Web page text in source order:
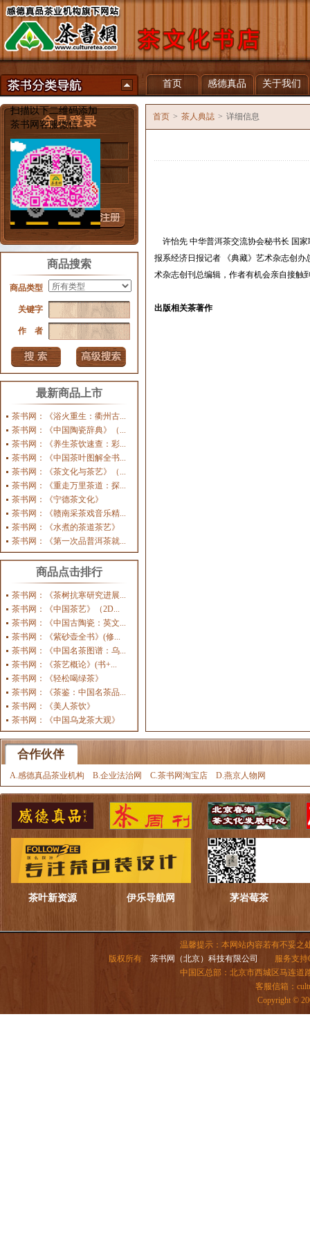
首页 感德真品 关于我们
用户名
密 码
忘记密码？
商品搜索
商品类型
关键字
作 者
最新商品上市
茶书网：《浴火重生：衢州古...
茶书网：《中国陶瓷辞典》（...
茶书网：《养生茶饮速查：彩...
茶书网：《中国茶叶图解全书...
茶书网：《茶文化与茶艺》（...
茶书网：《重走万里茶道：探...
茶书网：《宁德茶文化》
茶书网：《赣南采茶戏音乐精...
茶书网：《水煮的茶道茶艺》
茶书网：《第一次品普洱茶就...
商品点击排行
茶书网：《茶树抗寒研究进展...
茶书网：《中国茶艺》（2D...
茶书网：《中国古陶瓷：英文...
茶书网：《紫砂壶全书》(修...
茶书网：《中国名茶图谱：乌...
茶书网：《茶艺概论》(书+...
茶书网：《轻松喝绿茶》
茶书网：《茶鉴：中国名茶品...
茶书网：《美人茶饮》
茶书网：《中国乌龙茶大观》
首页 > 茶人典誌 > 详细信息
许怡先 中华普洱茶交流协会秘书长 国
报系经济日报记者
《典藏》艺术杂志创
术杂志创刊总编辑，作者有机会亲自接触
出版相关茶著作
合作伙伴
A.感德真品茶业机构 B.企业法治网 C.茶书网淘宝店 D.燕京人物网
茶叶新资源 伊乐导航网 茅岩莓茶
温馨提示：本网站内容若有不妥之
版权所有茶书网（北京）科技有限公司
服务支持
中国区总部：北京市西城区马连道
客服信箱：
Copyright ©
扫描以下二维码添加
茶书网客服微信